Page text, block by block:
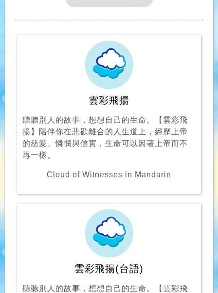
雲彩飛揚
聽聽別人的故事，想想自己的生命。【雲彩飛
揚】陪伴你在悲歡離合的人生道上，經歷上帝
的慈愛、憐憫與信實，生命可以因著上帝而不
再一樣。
Cloud of Witnesses in Mandarin
雲彩飛揚(台語)
聽聽別人的故事，想想自己的生命。【雲彩飛